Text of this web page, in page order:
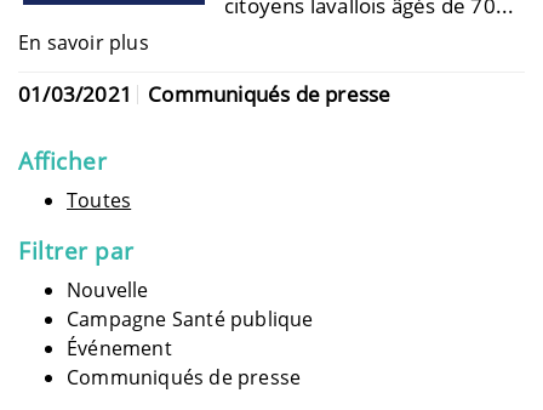
En savoir plus
01/03/2021 Communiqués de presse
Afficher
Toutes
Filtrer par
Nouvelle
Campagne Santé publique
Événement
Communiqués de presse